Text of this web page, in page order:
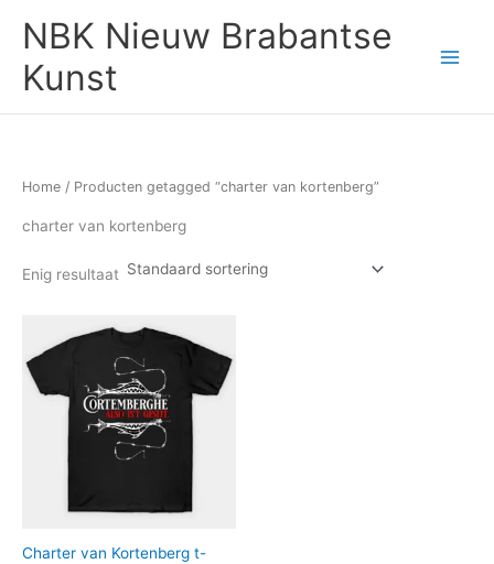
naar
inhoud
NBK Nieuw Brabantse
Kunst
Home / Producten getagged “charter van kortenberg”
charter van kortenberg
Enig resultaat
Charter van Kortenberg t-